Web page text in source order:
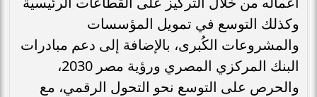
وكذلك التوسع في تمويل المؤسسات
والمشروعات الكُبرى، بالإضافة إلى دعم مبادرات
البنك المركزي المصري ورؤية مصر 2030،
والحرص على التوسع نحو التحول الرقمي، مع